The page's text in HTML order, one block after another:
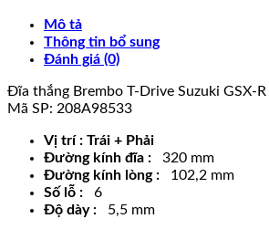
Mô tả
Thông tin bổ sung
Đánh giá (0)
Đĩa thắng Brembo T-Drive Suzuki GSX-
Mã SP: 208A98533
Vị trí : Trái + Phải
Đường kính đĩa : 320 mm
Đường kính lòng : 102,2 mm
Số lỗ : 6
Độ dày : 5,5 mm